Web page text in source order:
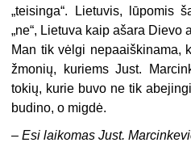
„teisinga“. Lietuvis, lūpomis
„ne“, Lietuva kaip ašara Dievo
Man tik vėlgi nepaaiškinama,
žmonių, kuriems Just.
tokių, kurie buvo ne tik
budino, o migdė.
– Esi laikomas Just.